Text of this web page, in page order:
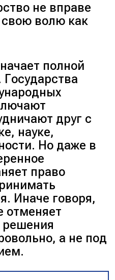
не вправе
свою волю как
полной
друг с
науке,
Но даже в
право
Иначе говоря,
отменяет
решения
а не под